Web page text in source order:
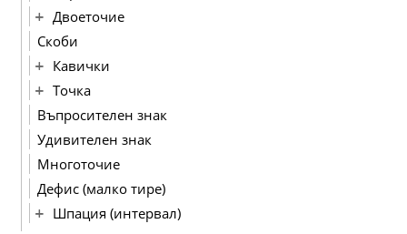
Двоеточие
Скоби
Кавички
Точка
Въпросителен знак
Удивителен знак
Многоточие
Дефис (малко тире)
Шпация (интервал)